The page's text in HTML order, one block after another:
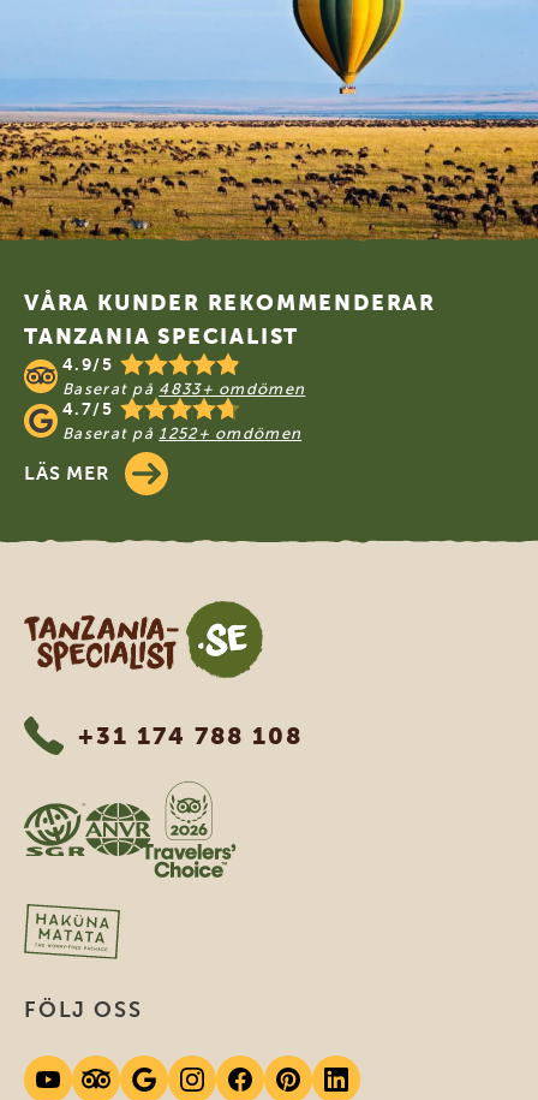
REIST NACH UGANDA UND LASST EUCH
VERZAUBERN
VÅRA KUNDER REKOMMENDERAR
TANZANIA SPECIALIST
4.9/5
Baserat på 4833+ omdömen
4.7/5
Baserat på1252+ omdömen
LÄS MER
Tanzania Specialist
+31 174 788 108
FÖLJ OSS